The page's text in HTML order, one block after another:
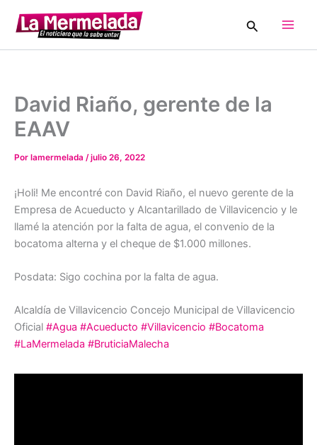
contenido
Buscar
David Riaño, gerente de la
EAAV
Por lamermelada /julio 26, 2022
¡Holi! Me encontré con David Riaño, el nuevo gerente de la
Empresa de Acueducto y Alcantarillado de Villavicencio y le
llamé la atención por la falta de agua, el convenio de la
bocatoma alterna y el cheque de $1.000 millones.
Posdata: Sigo cochina por la falta de agua.
Alcaldía de Villavicencio Concejo Municipal de Villavicencio
Oficial #Agua #Acueducto #Villavicencio #Bocatoma
#LaMermelada #BruticiaMalecha